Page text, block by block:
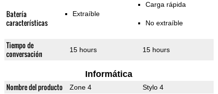
Batería
características
Extraíble
Carga rápida
No extraíble
Tiempo de
conversación
15 hours 15 hours
Informática
Nombre del producto Zone 4 Stylo 4